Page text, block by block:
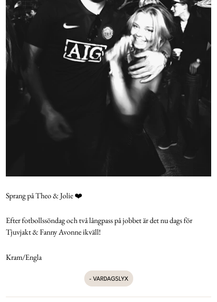
Sprang på Theo & Jolie ❤️
Efter fotbollssöndag och två långpass på jobbet är det nu dags för
Tjuvjakt & Fanny Avonne ikväll!
Kram/Engla
- VARDAGSLYX